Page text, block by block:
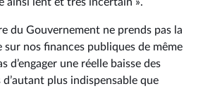
du Gouvernement ne prends pas la
sur nos finances publiques de même
d’engager une réelle baisse des
plus indispensable que